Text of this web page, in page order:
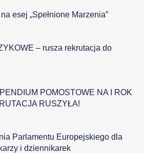
esej „Spełnione Marzenia”
– rusza rekrutacja do
POMOSTOWE NA I ROK
RUSZYŁA!
Parlamentu Europejskiego dla
i dziennikarek